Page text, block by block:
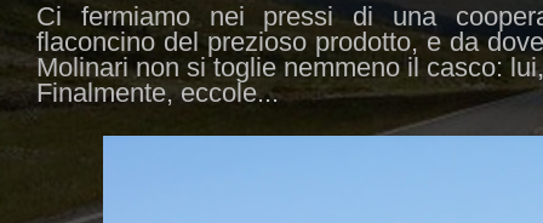
Ci fermiamo nei pressi di una
flaconcino del prezioso prodotto, e da
Molinari non si toglie nemmeno il casco:
Finalmente, eccole...